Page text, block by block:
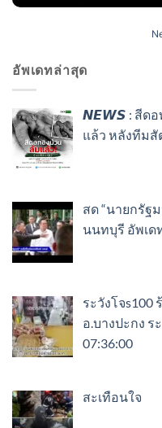
อัพเดทล่าสุด
𝙉𝙀𝙒𝙎 : สีดอท
แล้ว หลังทีมสั
สด “นายกรัฐ
นนทบุรี อัพเด
ระวังโจ
อ.บางปะกง ร
07:36:00
สะเทือนใจ